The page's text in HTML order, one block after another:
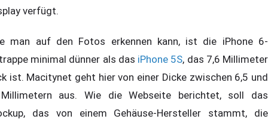
verfügt.
man auf den Fotos erkennen kann, ist die iPhone 6-
minimal dünner als das iPhone 5S, das 7,6 Millimeter
ist. Macitynet geht hier von einer Dicke zwischen 6,5 und
aus. Wie die Webseite berichtet, soll das
das von einem Gehäuse-Hersteller stammt, die